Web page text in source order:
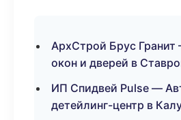
АрхСтрой Брус Гранит
окон и дверей в
ИП Спидвей Pulse —
детейлинг-центр в